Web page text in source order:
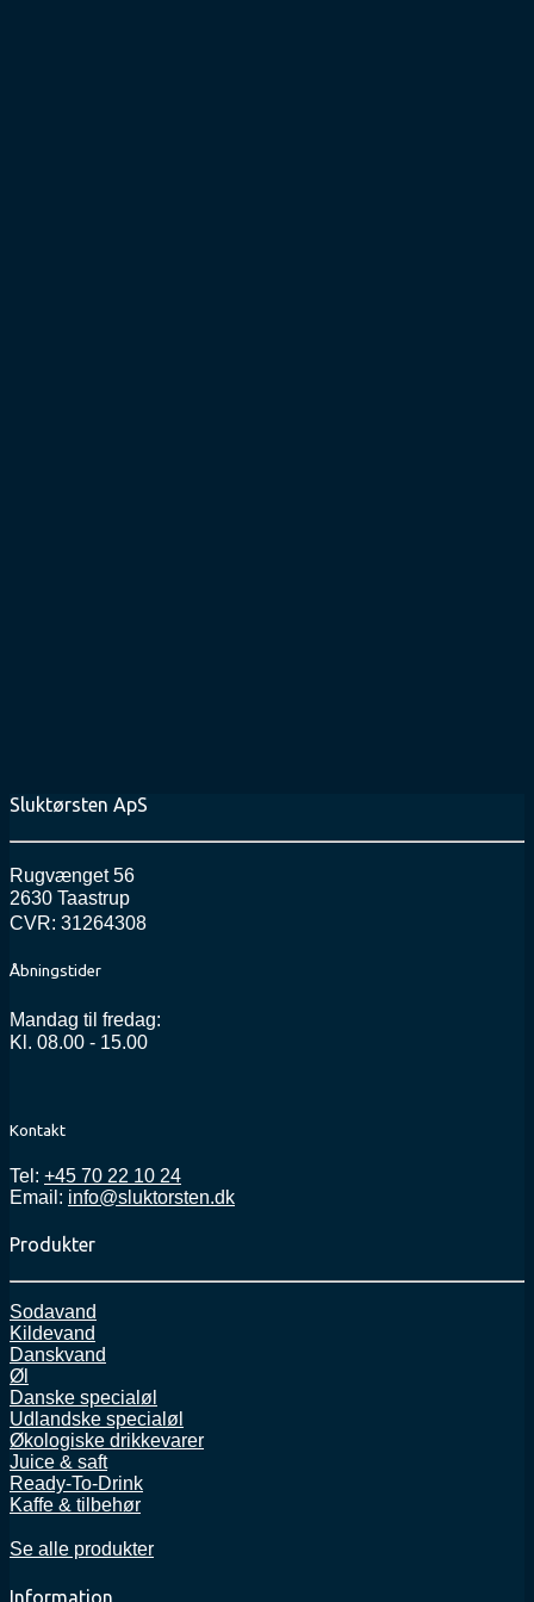
Sluktørsten ApS
Rugvænget 56
2630 Taastrup
CVR: 31264308
Åbningstider
Mandag til fredag:
Kl. 08.00 - 15.00
Kontakt
Tel: +45 70 22 10 24
Email: info@sluktorsten.dk
Produkter
Sodavand
Kildevand
Danskvand
Øl
Danske specialøl
Udlandske specialøl
Økologiske drikkevarer
Juice & saft
Ready-To-Drink
Kaffe & tilbehør
Se alle produkter
Information